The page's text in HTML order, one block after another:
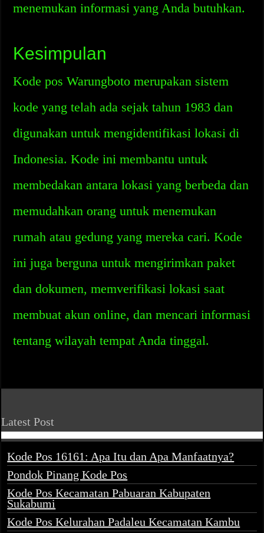
menemukan informasi yang Anda butuhkan.
Kesimpulan
Kode pos Warungboto merupakan sistem
kode yang telah ada sejak tahun 1983 dan
digunakan untuk mengidentifikasi lokasi di
Indonesia. Kode ini membantu untuk
membedakan antara lokasi yang berbeda dan
memudahkan orang untuk menemukan
rumah atau gedung yang mereka cari. Kode
ini juga berguna untuk mengirimkan paket
dan dokumen, memverifikasi lokasi saat
membuat akun online, dan mencari informasi
tentang wilayah tempat Anda tinggal.
Latest Post
Kode Pos 16161: Apa Itu dan Apa Manfaatnya?
Pondok Pinang Kode Pos
Kode Pos Kecamatan Pabuaran Kabupaten
Sukabumi
Kode Pos Kelurahan Padaleu Kecamatan Kambu